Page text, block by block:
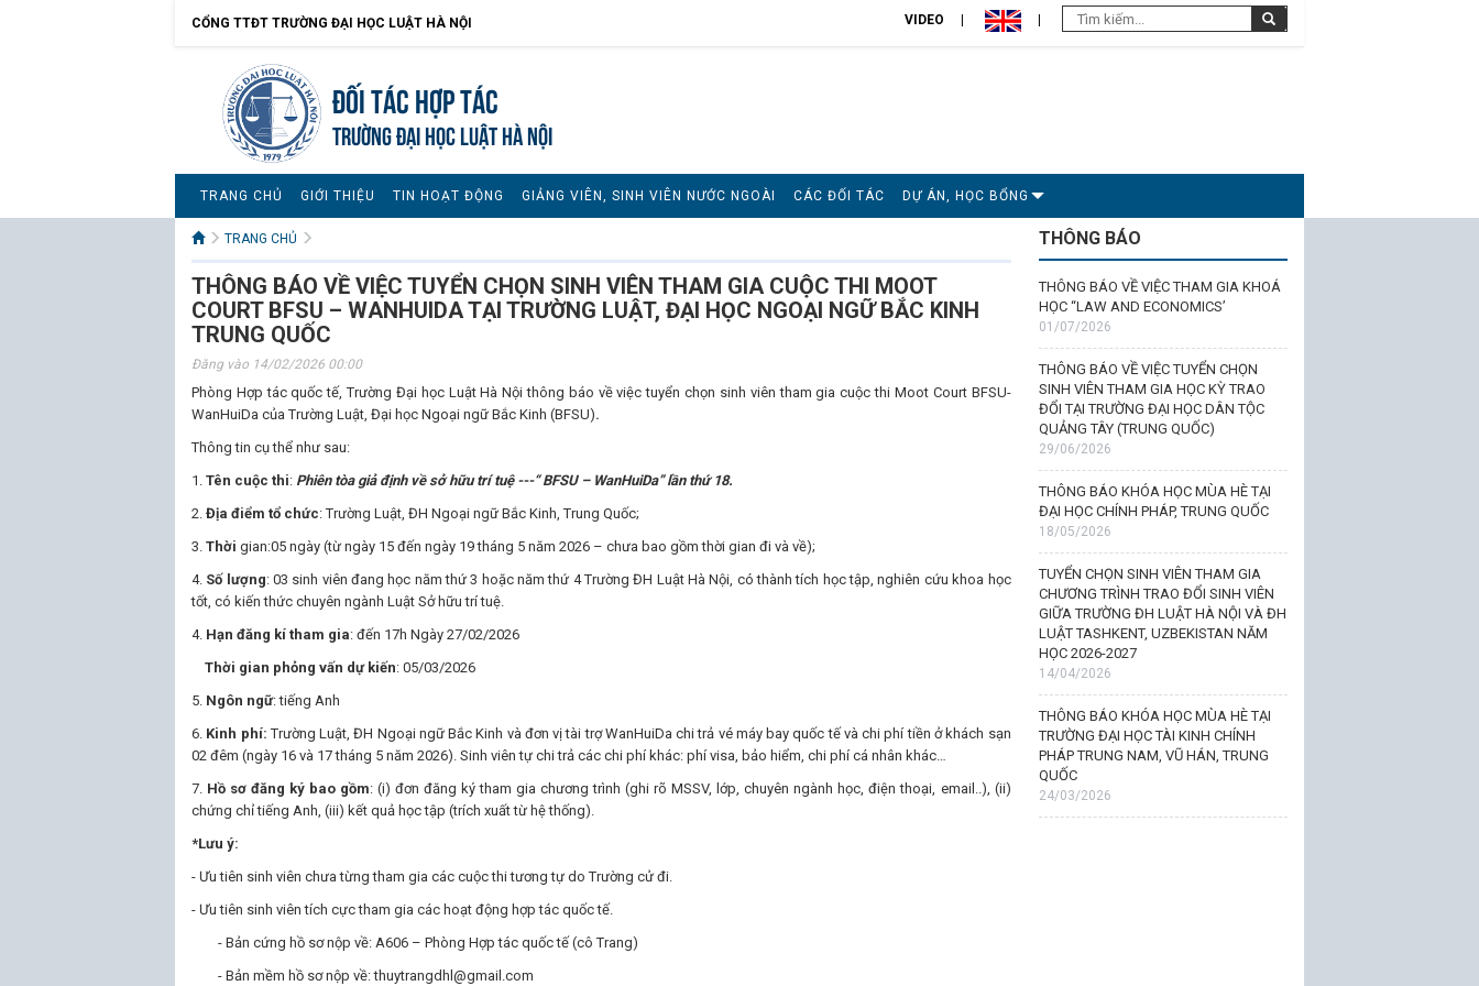
CỔNG TTĐT TRƯỜNG ĐẠI HỌC LUẬT HÀ NỘI VIDEO
Đối tác hợp tác
TRƯỜNG ĐẠI HỌC LUẬT HÀ NỘI
TRANG CHỦ GIỚI THIỆU TIN HOẠT ĐỘNG GIẢNG VIÊN, SINH VIÊN NƯỚC NGOÀI CÁC ĐỐI TÁC DỰ ÁN, HỌC BỔNG
TRANG CHỦ
THÔNG BÁO VỀ VIỆC TUYỂN CHỌN SINH VIÊN THAM GIA CUỘC THI MOOT
COURT BFSU – WANHUIDA TẠI TRƯỜNG LUẬT, ĐẠI HỌC NGOẠI NGỮ BẮC KINH
TRUNG QUỐC
Đăng vào 14/02/2026 00:00
Phòng Hợp tác quốc tế, Trường Đại học Luật Hà Nội thông báo về việc tuyển chọn sinh viên tham gia cuộc thi Moot Court BFSU-
WanHuiDa của Trường Luật, Đại học Ngoại ngữ Bắc Kinh (BFSU).
Thông tin cụ thể như sau:
1. Tên cuộc thi: Phiên tòa giả định về sở hữu trí tuệ ---“ BFSU– WanHuiDa” lần thứ 18.
2. Địa điểm tổ chức: Trường Luật, ĐH Ngoại ngữ Bắc Kinh, Trung Quốc;
3. Thời gian:05 ngày (từ ngày 15 đến ngày 19 tháng 5 năm 2026 – chưa bao gồm thời gian đi và về);
4. Số lượng: 03 sinh viên đang học năm thứ 3 hoặc năm thứ 4 Trường ĐH Luật Hà Nội, có thành tích học tập, nghiên cứu khoa học
tốt, có kiến thức chuyên ngành Luật Sở hữu trí tuệ.
4. Hạn đăng kí tham gia: đến 17h Ngày 27/02/2026
Thời gian phỏng vấn dự kiến: 05/03/2026
5. Ngôn ngữ: tiếng Anh
6. Kinh phí: Trường Luật, ĐH Ngoại ngữ Bắc Kinh và đơn vị tài trợ WanHuiDa chi trả vé máy bay quốc tế và chi phí tiền ở khách sạn
02 đêm (ngày 16 và 17 tháng 5 năm 2026). Sinh viên tự chi trả các chi phí khác: phí visa, bảo hiểm, chi phí cá nhân khác…
7. Hồ sơ đăng ký bao gồm: (i) đơn đăng ký tham gia chương trình (ghi rõ MSSV, lớp, chuyên ngành học, điện thoại, email..), (ii)
chứng chỉ tiếng Anh, (iii) kết quả học tập (trích xuất từ hệ thống).
*Lưu ý:
- Ưu tiên sinh viên chưa từng tham gia các cuộc thi tương tự do Trường cử đi.
- Ưu tiên sinh viên tích cực tham gia các hoạt động hợp tác quốc tế.
- Bản cứng hồ sơ nộp về: A606 – Phòng Hợp tác quốc tế (cô Trang)
- Bản mềm hồ sơ nộp về: thuytrangdhl@gmail.com
THÔNG BÁO
THÔNG BÁO VỀ VIỆC THAM GIA KHOÁ
HỌC “LAW AND ECONOMICS’
01/07/2026
THÔNG BÁO VỀ VIỆC TUYỂN CHỌN
SINH VIÊN THAM GIA HỌC KỲ TRAO
ĐỔI TẠI TRƯỜNG ĐẠI HỌC DÂN TỘC
QUẢNG TÂY (TRUNG QUỐC)
29/06/2026
THÔNG BÁO KHÓA HỌC MÙA HÈ TẠI
ĐẠI HỌC CHÍNH PHÁP, TRUNG QUỐC
18/05/2026
TUYỂN CHỌN SINH VIÊN THAM GIA
CHƯƠNG TRÌNH TRAO ĐỔI SINH VIÊN
GIỮA TRƯỜNG ĐH LUẬT HÀ NỘI VÀ ĐH
LUẬT TASHKENT, UZBEKISTAN NĂM
HỌC 2026-2027
14/04/2026
THÔNG BÁO KHÓA HỌC MÙA HÈ TẠI
TRƯỜNG ĐẠI HỌC TÀI KINH CHÍNH
PHÁP TRUNG NAM, VŨ HÁN, TRUNG
QUỐC
24/03/2026